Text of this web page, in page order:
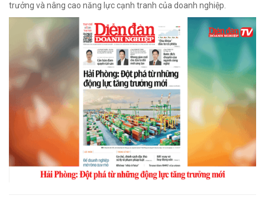
trưởng và nâng cao năng lực cạnh tranh của doanh nghiệp.